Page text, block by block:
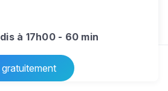
à 17h00 - 60 min